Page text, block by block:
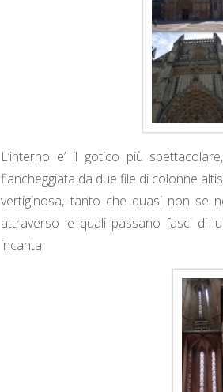
L’interno e’ il gotico più
fiancheggiata da due file di colonne
vertiginosa, tanto che quasi non se
attraverso le quali passano fasci di
incanta.